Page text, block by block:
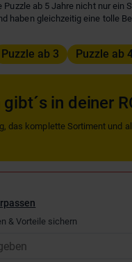
Puzzle ab 5 Jahre nicht nur
haben gleichzeitig eine tolle
Puzzle ab 3 Puzzle ab
in deiner
das komplette Sortiment und
& Vorteile sichern